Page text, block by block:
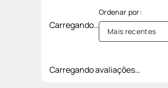
Carregando…
Mais recentes
Carregando avaliações…